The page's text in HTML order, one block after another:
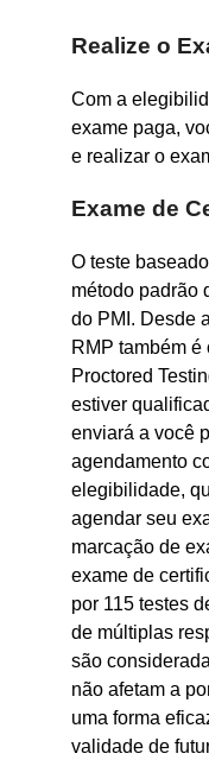
Realize o
Com a
exame paga,
e realizar o
Exame de
O teste
método padrão
do PMI. Desde
RMP também
Proctored
estiver
enviará a você
agendamento
elegibilidade,
agendar seu
marcação de
exame de
por 115 testes
de múltiplas
são
não afetam a
uma forma
validade de